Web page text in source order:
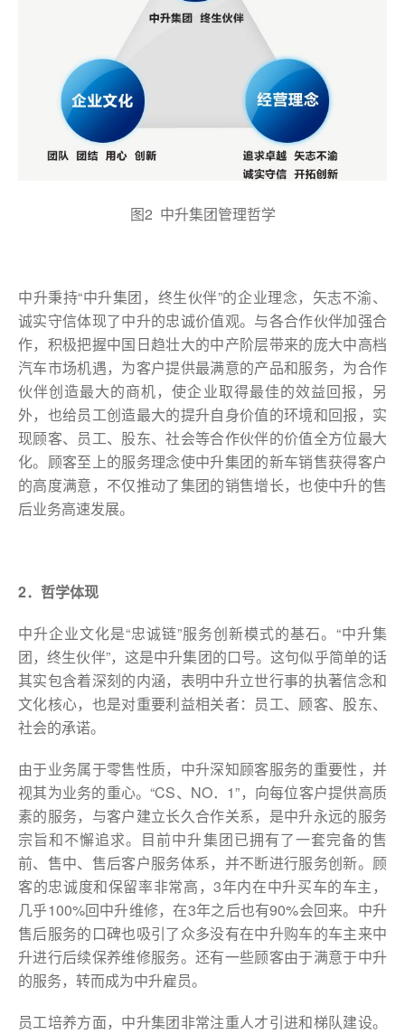
图2 中升集团管理哲学
中升秉持“中升集团，终生伙伴”的企业理念，矢志不渝、
诚实守信体现了中升的忠诚价值观。与各合作伙伴加强合
作，积极把握中国日趋壮大的中产阶层带来的庞大中高档
汽车市场机遇，为客户提供最满意的产品和服务，为合作
伙伴创造最大的商机，使企业取得最佳的效益回报，另
外，也给员工创造最大的提升自身价值的环境和回报，实
现顾客、员工、股东、社会等合作伙伴的价值全方位最大
化。顾客至上的服务理念使中升集团的新车销售获得客户
的高度满意，不仅推动了集团的销售增长，也使中升的售
后业务高速发展。
2．哲学体现
中升企业文化是“忠诚链”服务创新模式的基石。“中升集
团，终生伙伴”，这是中升集团的口号。这句似乎简单的话
其实包含着深刻的内涵，表明中升立世行事的执著信念和
文化核心，也是对重要利益相关者：员工、顾客、股东、
社会的承诺。
由于业务属于零售性质，中升深知顾客服务的重要性，并
视其为业务的重心。“CS、NO．1”，向每位客户提供高质
素的服务，与客户建立长久合作关系，是中升永远的服务
宗旨和不懈追求。目前中升集团已拥有了一套完备的售
前、售中、售后客户服务体系，并不断进行服务创新。顾
客的忠诚度和保留率非常高，3年内在中升买车的车主，
几乎100%回中升维修，在3年之后也有90%会回来。中升
售后服务的口碑也吸引了众多没有在中升购车的车主来中
升进行后续保养维修服务。还有一些顾客由于满意于中升
的服务，转而成为中升雇员。
员工培养方面，中升集团非常注重人才引进和梯队建设。